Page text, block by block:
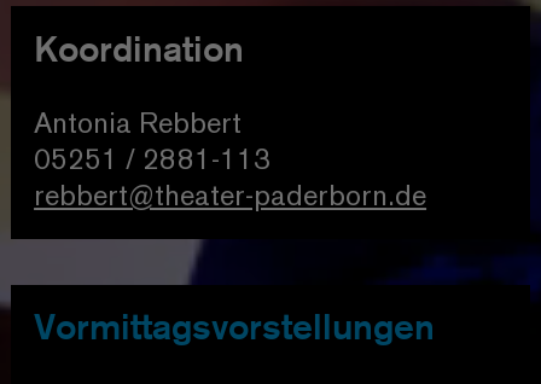
Koordination
Antonia Rebbert
05251 / 2881-113
rebbert@theater-paderborn.de
Vormittagsvorstellungen